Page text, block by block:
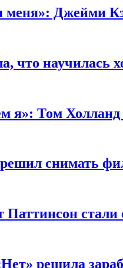
Джейми
что научилась
я»: Том
решил снимать
решила